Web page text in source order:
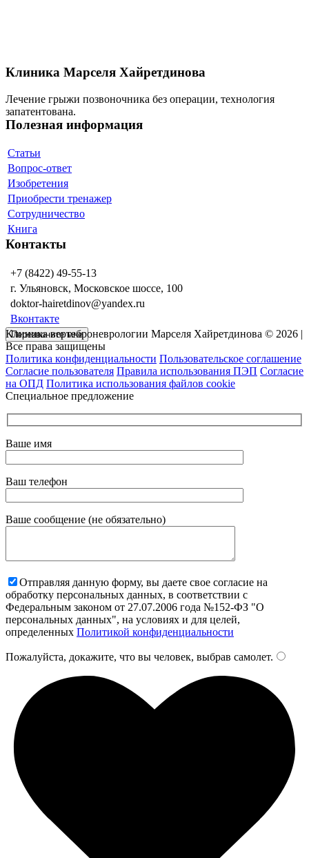
Клиника Марселя Хайретдинова
Лечение грыжи позвоночника без операции, технология
запатентована.
Полезная информация
Статьи
Вопрос-ответ
Изобретения
Приобрести тренажер
Сотрудничество
Книга
Контакты
+7 (8422) 49-55-13
г. Ульяновск, Московское шоссе, 100
doktor-hairetdinov@yandex.ru
Вконтакте
Перезвоните мне
Клиника вертеброневрологии Марселя Хайретдинова © 2026 |
Все права защищены
Политика конфиденциальности Пользовательское соглашение
Согласие пользователя Правила использования ПЭП Согласие
на ОПД Политика использования файлов cookie
Специальное предложение
Ваше имя
Ваш телефон
Ваше сообщение (не обязательно)
Отправляя данную форму, вы даете свое согласие на
обработку персональных данных, в соответствии с
Федеральным законом от 27.07.2006 года №152-ФЗ "О
персональных данных", на условиях и для целей,
определенных Политикой конфиденциальности
Пожалуйста, докажите, что вы человек, выбрав самолет.